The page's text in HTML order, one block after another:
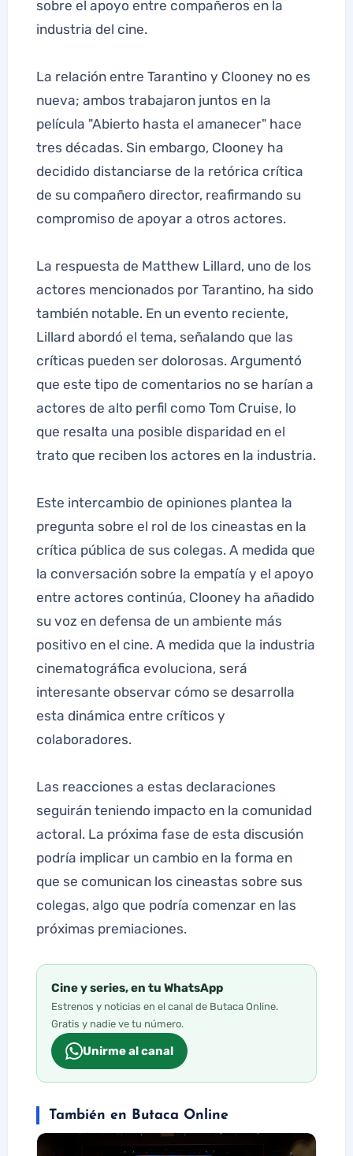
sobre el apoyo entre compañeros en la
industria del cine.
La relación entre Tarantino y Clooney no es
nueva; ambos trabajaron juntos en la
película "Abierto hasta el amanecer" hace
tres décadas. Sin embargo, Clooney ha
decidido distanciarse de la retórica crítica
de su compañero director, reafirmando su
compromiso de apoyar a otros actores.
La respuesta de Matthew Lillard, uno de los
actores mencionados por Tarantino, ha sido
también notable. En un evento reciente,
Lillard abordó el tema, señalando que las
críticas pueden ser dolorosas. Argumentó
que este tipo de comentarios no se harían a
actores de alto perfil como Tom Cruise, lo
que resalta una posible disparidad en el
trato que reciben los actores en la industria.
Este intercambio de opiniones plantea la
pregunta sobre el rol de los cineastas en la
crítica pública de sus colegas. A medida que
la conversación sobre la empatía y el apoyo
entre actores continúa, Clooney ha añadido
su voz en defensa de un ambiente más
positivo en el cine. A medida que la industria
cinematográfica evoluciona, será
interesante observar cómo se desarrolla
esta dinámica entre críticos y
colaboradores.
Las reacciones a estas declaraciones
seguirán teniendo impacto en la comunidad
actoral. La próxima fase de esta discusión
podría implicar un cambio en la forma en
que se comunican los cineastas sobre sus
colegas, algo que podría comenzar en las
próximas premiaciones.
Cine y series, en tu WhatsApp
Estrenos y noticias en el canal de Butaca Online.
Gratis y nadie ve tu número.
Unirme al canal
También en Butaca Online